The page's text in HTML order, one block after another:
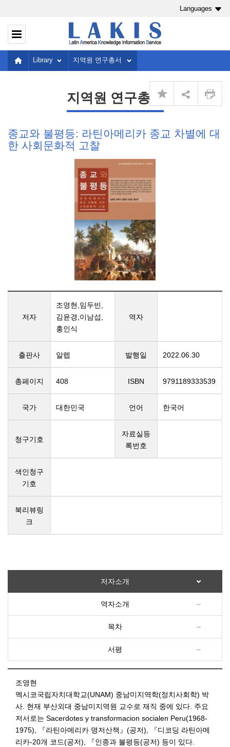
Languages
Library 지역원 연구총서
지역원 연구총서
종교와 불평등: 라틴아메리카 종교 차별에 대
한 사회문화적 고찰
저자
조영현,임두빈,
김윤경,이남섭,
홍인식
역자
출판사 알렙 발행일 2022.06.30
총페이지 408 ISBN 9791189333539
국가 대한민국 언어 한국어
청구기호
자료실등
록번호
색인청구
기호
북리뷰링
크
저자소개
역자소개
목차
서평
조영현
멕시코국립자치대학교(UNAM) 중남미지역학(정치사회학) 박
사. 현재 부산외대 중남미지역원 교수로 재직 중에 있다. 주요
저서로는 Sacerdotes y transformacion socialen Peru(1968-
1975), 『라틴아메리카 명저산책』(공저), 『디코딩 라틴아메
리카-20개 코드(공저), 『인종과 불평등(공저) 등이 있다.